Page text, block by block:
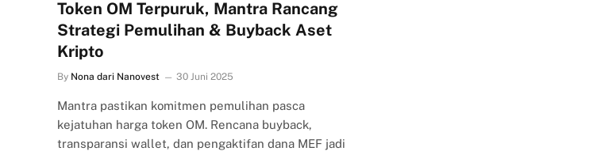
Token OM Terpuruk, Mantra Rancang
Strategi Pemulihan & Buyback Aset
Kripto
By Nona dari Nanovest 30 Juni 2025
Mantra pastikan komitmen pemulihan pasca
kejatuhan harga token OM. Rencana buyback,
transparansi wallet, dan pengaktifan dana MEF jadi